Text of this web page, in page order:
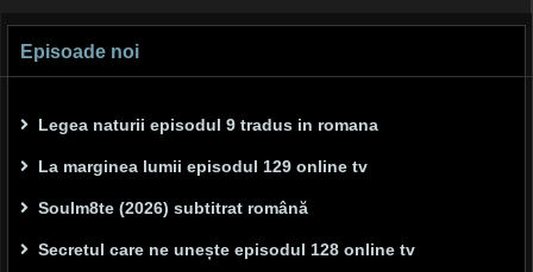
Episoade noi
Legea naturii episodul 9 tradus in romana
La marginea lumii episodul 129 online tv
Soulm8te (2026) subtitrat română
Secretul care ne unește episodul 128 online tv